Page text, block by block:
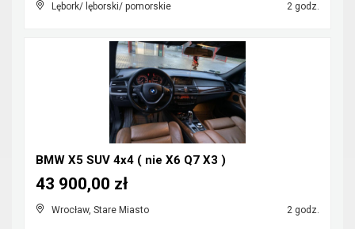
Lębork/ lęborski/ pomorskie 2 godz.
BMW X5 SUV 4x4 ( nie X6 Q7 X3 )
Wrocław, Stare Miasto 2 godz.
43 900,00 zł